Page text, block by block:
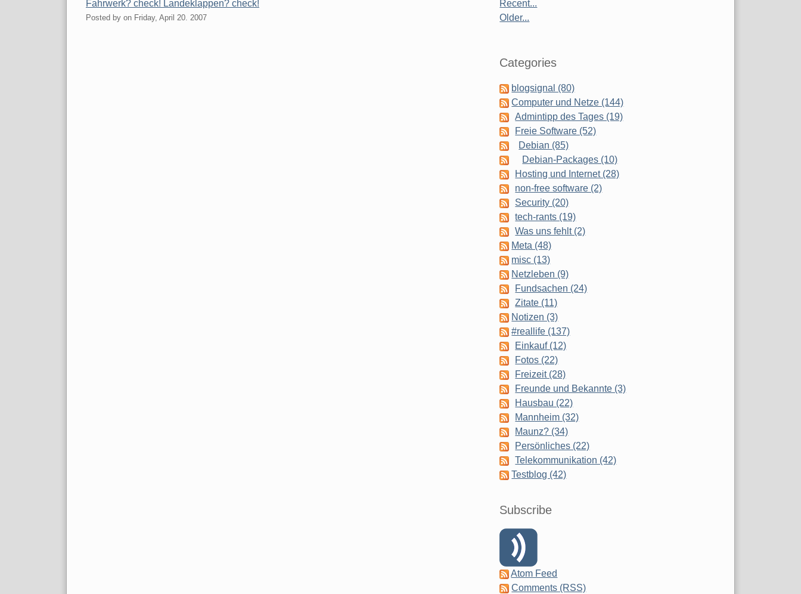
Fahrwerk? check! Landeklappen? check!
Posted by on Friday, April 20. 2007
Recent...
Older...
Categories
blogsignal (80)
Computer und Netze (144)
Admintipp des Tages (19)
Freie Software (52)
Debian (85)
Debian-Packages (10)
Hosting und Internet (28)
non-free software (2)
Security (20)
tech-rants (19)
Was uns fehlt (2)
Meta (48)
misc (13)
Netzleben (9)
Fundsachen (24)
Zitate (11)
Notizen (3)
#reallife (137)
Einkauf (12)
Fotos (22)
Freizeit (28)
Freunde und Bekannte (3)
Hausbau (22)
Mannheim (32)
Maunz? (34)
Persönliches (22)
Telekommunikation (42)
Testblog (42)
Subscribe
Atom Feed
Comments (RSS)